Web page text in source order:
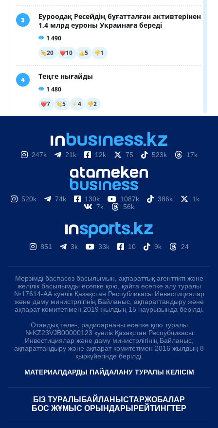
247k 21k 12k 75 523k 17k
520k 74k 130k 1087k 386k
1k
7k
56k
851 3k 33k 10 9k 24
Мерзімді баспасөз басылымын, ақпараттық агенттікті және
желілік басылымды есепке қою, қайта есепке алу туралы
№17614-АА куәлік Қазақстан Республикасы Инвестициялар
және даму министрлігінің Байланыс, ақпараттандыру және
ақпарат комитетімен 2019 жылдың 15 наурызында берілді.
Отандық теле-, радиоарнаны есепке қою туралы
№KZ23VJB00000123 куәлік Қазақстан Республикасы
Инвестициялар және даму министрлігінің Байланыс,
ақпараттандыру және ақпарат комитетімен 2016 жылдың 8
қыркүйегінде берілді.
МАТЕРИАЛДАРДЫ ПАЙДАЛАНУ ТУРАЛЫ КЕЛІСІМ
БІЗ ТУРАЛЫ БАЙЛАНЫСТАРЖОБАЛАР
БОС ЖҰМЫС ОРЫНДАРЫ РЕЙТИНГТЕР